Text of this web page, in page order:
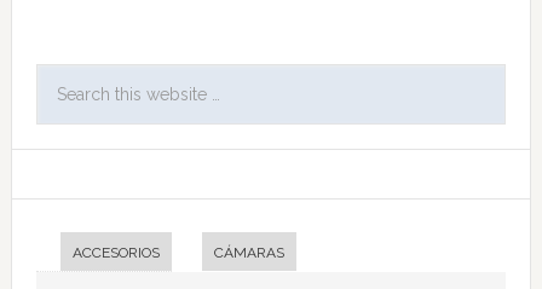
ACCESORIOS CÁMARAS